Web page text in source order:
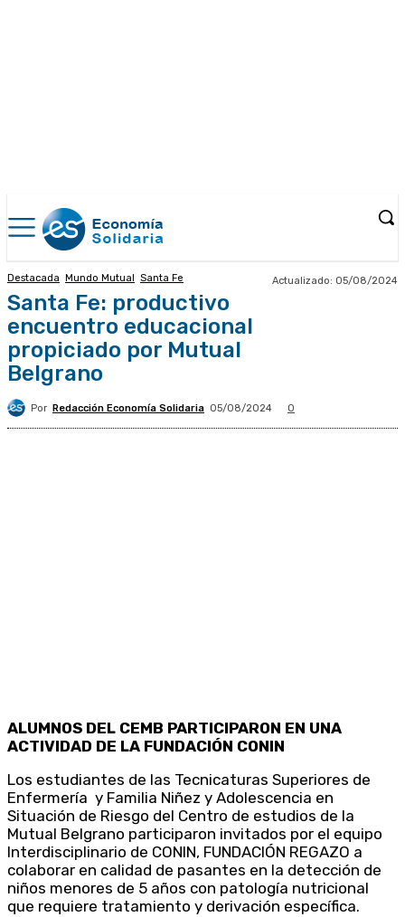
Destacada Mundo Mutual Santa Fe Actualizado: 05/08/2024
Santa Fe: productivo
encuentro educacional
propiciado por Mutual
Belgrano
Por Redacción Economía Solidaria 05/08/2024 0
ALUMNOS DEL CEMB PARTICIPARON EN UNA
ACTIVIDAD DE LA FUNDACIÓN CONIN
Los estudiantes de las Tecnicaturas Superiores de
Enfermería y Familia Niñez y Adolescencia en
Situación de Riesgo del Centro de estudios de la
Mutual Belgrano participaron invitados por el equipo
Interdisciplinario de CONIN, FUNDACIÓN REGAZO a
colaborar en calidad de pasantes en la detección de
niños menores de 5 años con patología nutricional
que requiere tratamiento y derivación específica.